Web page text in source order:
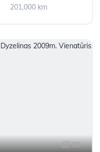
201,000 km
30